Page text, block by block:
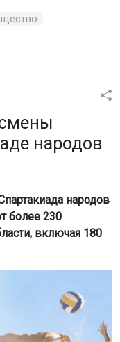
народов
народов
включая 180
Минспорт НСО